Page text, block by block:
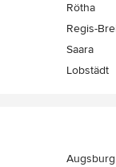
Rötha
Regis-
Saara
Lobstädt
Augsburg